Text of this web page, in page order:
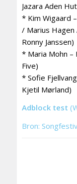
Jazara Aden
* Kim Wigaard
/ Marius Hagen
Ronny Janssen)
* Maria Mohn –
Five)
* Sofie
Kjetil Mørland)
Adblock test
Bron: